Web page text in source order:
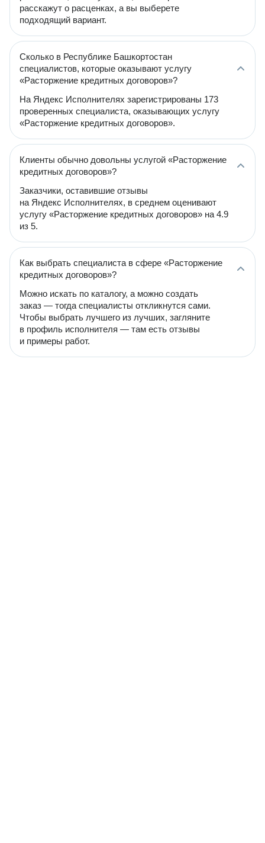
расскажут о расценках, а вы выберете
подходящий вариант.
Сколько в Республике Башкортостан
специалистов, которые оказывают услугу
«Расторжение кредитных договоров»?
На Яндекс Исполнителях зарегистрированы 173
проверенных специалиста, оказывающих услугу
«Расторжение кредитных договоров».
Клиенты обычно довольны услугой «Расторжение
кредитных договоров»?
Заказчики, оставившие отзывы
на Яндекс Исполнителях, в среднем оценивают
услугу «Расторжение кредитных договоров» на 4.9
из 5.
Как выбрать специалиста в сфере «Расторжение
кредитных договоров»?
Можно искать по каталогу, а можно создать
заказ — тогда специалисты откликнутся сами.
Чтобы выбрать лучшего из лучших, загляните
в профиль исполнителя — там есть отзывы
и примеры работ.